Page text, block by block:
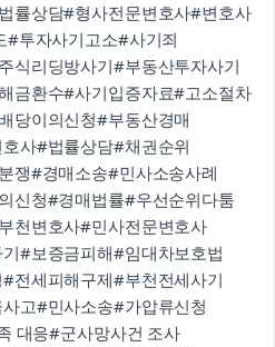
률상담#형사전문변호사#변호사
#투자사기고소#사기죄
식리딩방사기#부동산투자사기
금환수#사기입증자료#고소절차
당이의신청#부동산경매
사#법률상담#채권순위
쟁#경매소송#민사소송사례
신청#경매법률#우선순위다툼
천변호사#민사전문변호사
#보증금피해#임대차보호법
#전세피해구제#부천전세사기
고#민사소송#가압류신청
대응#군사망사건 조사